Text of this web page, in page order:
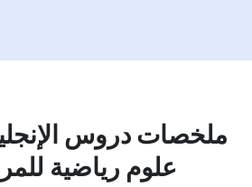
ملخصات دروس
علوم رياضية